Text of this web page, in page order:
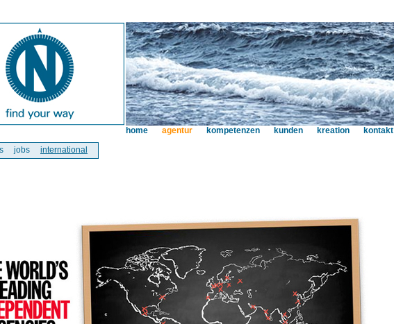
jobs international
home agentur kompetenzen kunden kreation kontakt